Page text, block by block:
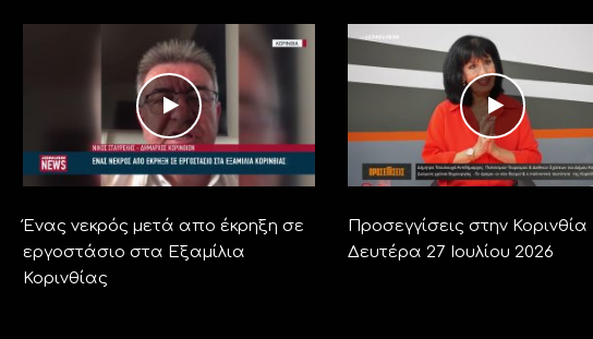
Ένας νεκρός μετά απο έκρηξη σε
εργοστάσιο στα Εξαμίλια
Κορινθίας
Προσεγγίσεις στην Κορινθία
Δευτέρα 27 Ιουλίου 2026